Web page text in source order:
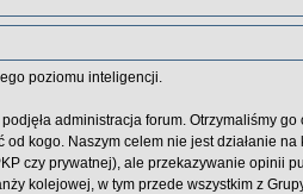
poziomu inteligencji.
administracja forum. Otrzymaliśmy go
kogo. Naszym celem nie jest działanie na
czy prywatnej), ale przekazywanie opinii
kolejowej, w tym przede wszystkim z